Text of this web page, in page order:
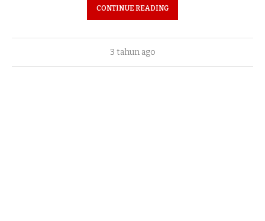
CONTINUE READING
3 tahun ago